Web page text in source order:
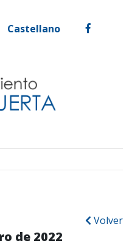
de
Castellano
facebook
Volver
de 2022